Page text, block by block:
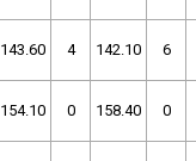
143.60 4 142.10 6
154.10 0 158.40 0